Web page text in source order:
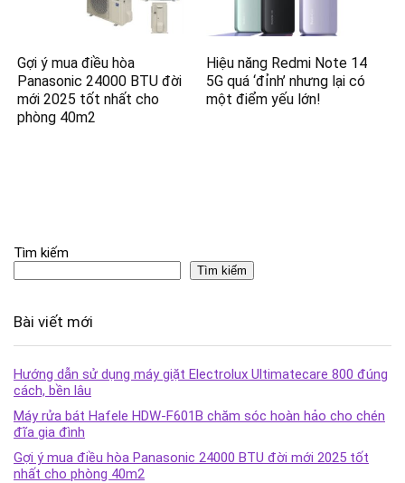
Gợi ý mua điều hòa
Panasonic 24000 BTU đời
mới 2025 tốt nhất cho
phòng 40m2
Hiệu năng Redmi Note 14
5G quá ‘đỉnh’ nhưng lại có
một điểm yếu lớn!
Tìm kiếm
Tìm kiếm
Bài viết mới
Hướng dẫn sử dụng máy giặt Electrolux Ultimatecare 800 đúng
cách, bền lâu
Máy rửa bát Hafele HDW-F601B chăm sóc hoàn hảo cho chén
đĩa gia đình
Gợi ý mua điều hòa Panasonic 24000 BTU đời mới 2025 tốt
nhất cho phòng 40m2